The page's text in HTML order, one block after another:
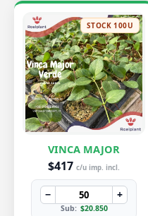
STOCK 100U
VINCA MAJOR
$417 c/u imp. incl.
− +
Sub: $20.850